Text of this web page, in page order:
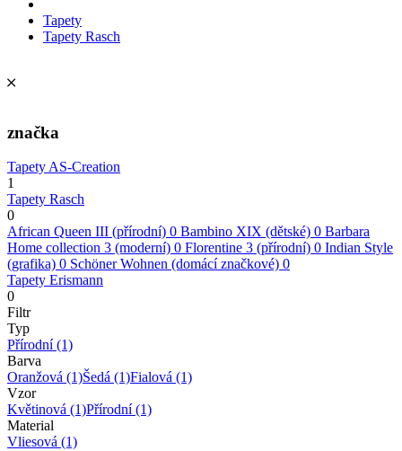
Tapety
Tapety Rasch
značka
Tapety AS-Creation
1
Tapety Rasch
0
African Queen III (přírodní) 0 Bambino XIX (dětské) 0 Barbara
Home collection 3 (moderní) 0 Florentine 3 (přírodní) 0 Indian Style
(grafika) 0 Schöner Wohnen (domácí značkové) 0
Tapety Erismann
0
Filtr
Typ
Přírodní(1)
Barva
Oranžová (1)Šedá (1)Fialová (1)
Vzor
Květinová (1)Přírodní(1)
Material
Vliesová (1)